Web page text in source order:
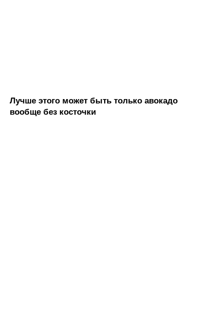
Лучше этого может быть только авокадо
вообще без косточки